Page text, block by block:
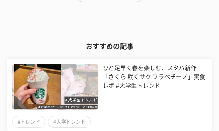
おすすめの記事
ひと足早く春を楽しむ、スタバ新作
「さくら 咲くサク フラペチーノ」実食
レポ #大学生トレンド
#トレンド #大学トレンド